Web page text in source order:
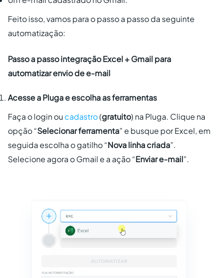
Feito isso, vamos para o passo a passo da seguinte
automatização:
Passo a passo integração Excel + Gmail para
automatizar envio de e-mail
Acesse a Pluga e escolha as ferramentas
Faça o login ou cadastro(gratuito) na Pluga. Clique na
opção “Selecionar ferramenta” e busque por Excel, em
seguida escolha o gatilho “Nova linha criada”.
Selecione agora o Gmail e a ação “Enviar e-mail”.